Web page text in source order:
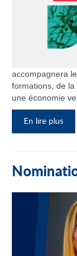
accompagnera
formations, de
une économie
En lire plus